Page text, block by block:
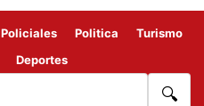
Policiales Politica
Turismo
Deportes
🔍